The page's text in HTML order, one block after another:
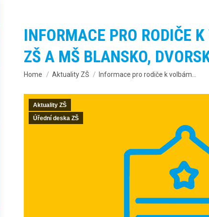
INFORMACE PRO RODIČE
ZŠ A MŠ BLANSKO,
You are here:
Home Aktuality ZŠ Informace pro rodiče k volbám…
Aktuality ZŠ
Úřední deska ZŠ